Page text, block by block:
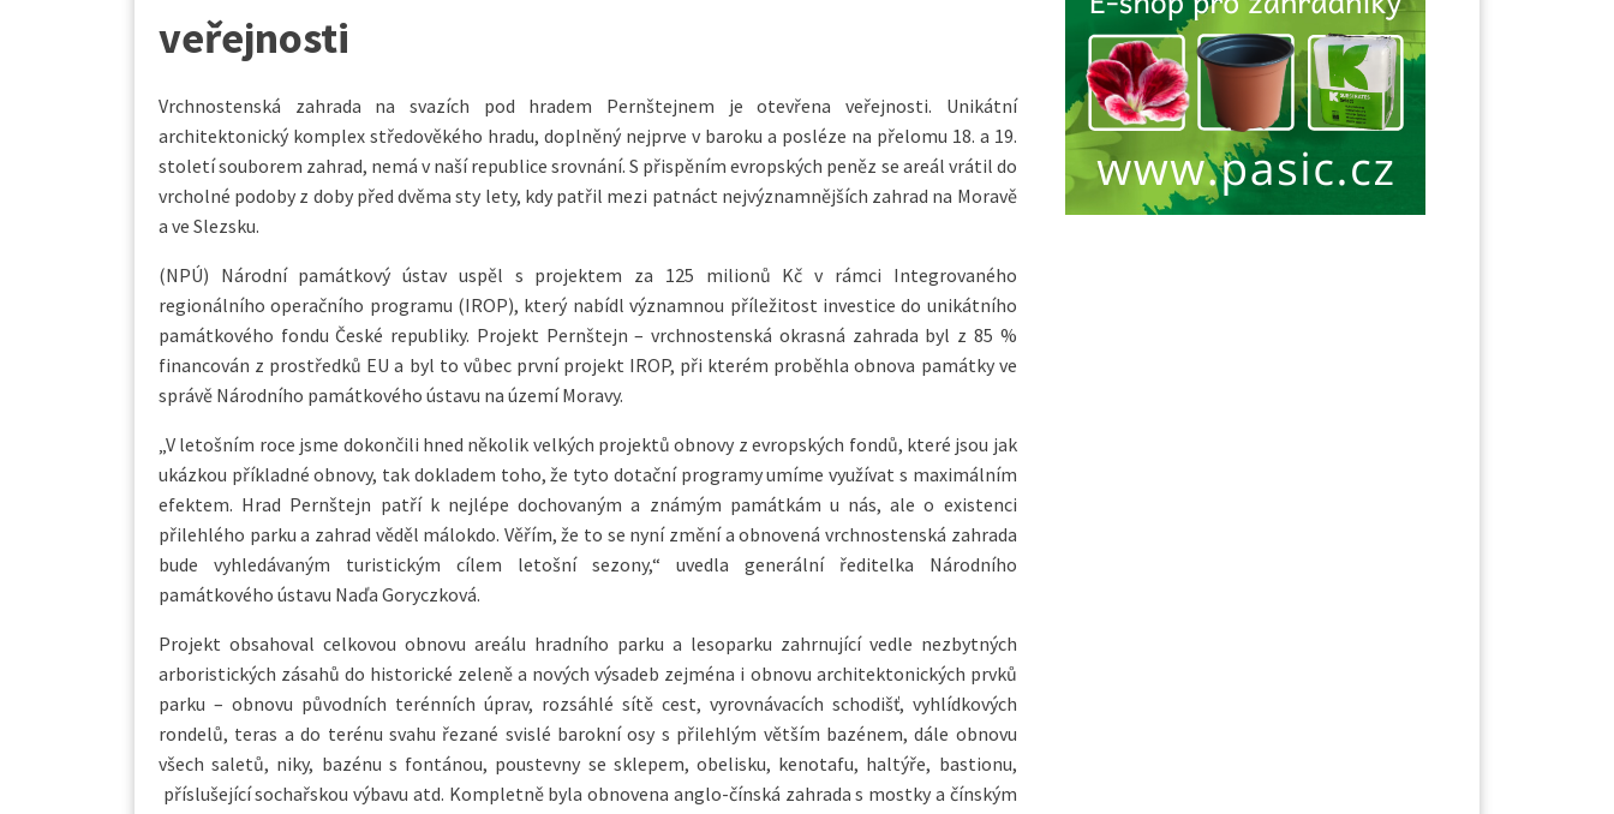
veřejnosti
Vrchnostenská zahrada na svazích pod hradem Pernštejnem je otevřena veřejnosti. Unikátní
architektonický komplex středověkého hradu, doplněný nejprve v baroku a posléze na přelomu 18. a 19.
století souborem zahrad, nemá v naší republice srovnání. S přispěním evropských peněz se areál vrátil do
vrcholné podoby z doby před dvěma sty lety, kdy patřil mezi patnáct nejvýznamnějších zahrad na Moravě
a ve Slezsku.
(NPÚ) Národní památkový ústav uspěl s projektem za 125 milionů Kč v rámci Integrovaného
regionálního operačního programu (IROP), který nabídl významnou příležitost investice do unikátního
památkového fondu České republiky. Projekt Pernštejn – vrchnostenská okrasná zahrada byl z 85 %
financován z prostředků EU a byl to vůbec první projekt IROP, při kterém proběhla obnova památky ve
správě Národního památkového ústavu na území Moravy.
„V letošním roce jsme dokončili hned několik velkých projektů obnovy z evropských fondů, které jsou jak
ukázkou příkladné obnovy, tak dokladem toho, že tyto dotační programy umíme využívat s maximálním
efektem. Hrad Pernštejn patří k nejlépe dochovaným a známým památkám u nás, ale o existenci
přilehlého parku a zahrad věděl málokdo. Věřím, že to se nyní změní a obnovená vrchnostenská zahrada
bude vyhledávaným turistickým cílem letošní sezony,“ uvedla generální ředitelka Národního
památkového ústavu Naďa Goryczková.
Projekt obsahoval celkovou obnovu areálu hradního parku a lesoparku zahrnující vedle nezbytných
arboristických zásahů do historické zeleně a nových výsadeb zejména i obnovu architektonických prvků
parku – obnovu původních terénních úprav, rozsáhlé sítě cest, vyrovnávacích schodišť, vyhlídkových
rondelů, teras a do terénu svahu řezané svislé barokní osy s přilehlým větším bazénem, dále obnovu
všech saletů, niky, bazénu s fontánou, poustevny se sklepem, obelisku, kenotafu, haltýře, bastionu,
příslušející sochařskou výbavu atd. Kompletně byla obnovena anglo-čínská zahrada s mostky a čínským